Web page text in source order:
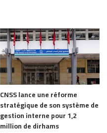
CNSS lance une réforme
stratégique de son système de
gestion interne pour 1,2
million de dirhams